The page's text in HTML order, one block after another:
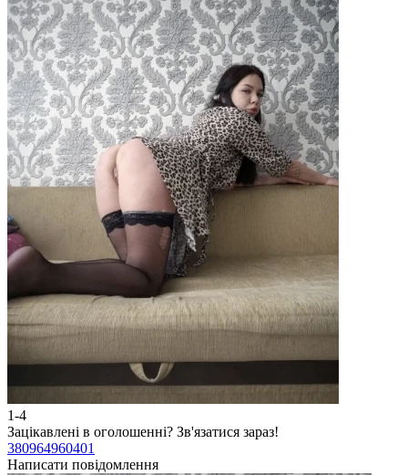
1-4
Зацікавлені в оголошенні? Зв'язатися зараз!
380964960401
Написати повідомлення